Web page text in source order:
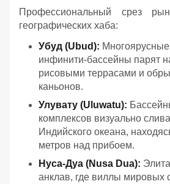
Профессиональный срез
географических хаба:
Убуд (Ubud):
инфинити-бассейны парят
рисовыми террасами и
каньонов.
Улувату (Uluwatu):
комплексов визуально
Индийского океана,
метров над прибоем.
Нуса-Дуа (Nusa Dua):
анклав, где виллы мировых